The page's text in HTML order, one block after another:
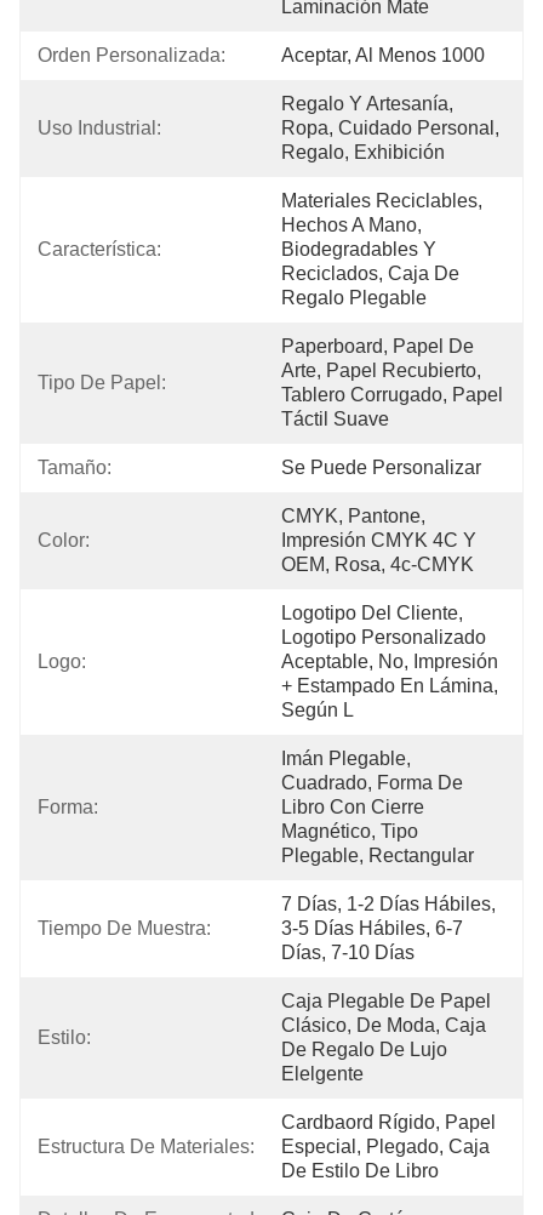
Laminación Mate
Orden Personalizada: Aceptar, Al Menos 1000
Uso Industrial:
Regalo Y Artesanía,
Ropa, Cuidado Personal,
Regalo, Exhibición
Característica:
Materiales Reciclables,
Hechos A Mano,
Biodegradables Y
Reciclados, Caja De
Regalo Plegable
Tipo De Papel:
Paperboard, Papel De
Arte, Papel Recubierto,
Tablero Corrugado, Papel
Táctil Suave
Tamaño: Se Puede Personalizar
Color:
CMYK, Pantone,
Impresión CMYK 4C Y
OEM, Rosa, 4c-CMYK
Logo:
Logotipo Del Cliente,
Logotipo Personalizado
Aceptable, No, Impresión
+ Estampado En Lámina,
Según L
Forma:
Imán Plegable,
Cuadrado, Forma De
Libro Con Cierre
Magnético, Tipo
Plegable, Rectangular
Tiempo De Muestra:
7 Días, 1-2 Días Hábiles,
3-5 Días Hábiles, 6-7
Días, 7-10 Días
Estilo:
Caja Plegable De Papel
Clásico, De Moda, Caja
De Regalo De Lujo
Elelgente
Estructura De Materiales:
Cardbaord Rígido, Papel
Especial, Plegado, Caja
De Estilo De Libro